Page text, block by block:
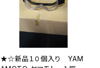
★☆新品１０個入り YAM